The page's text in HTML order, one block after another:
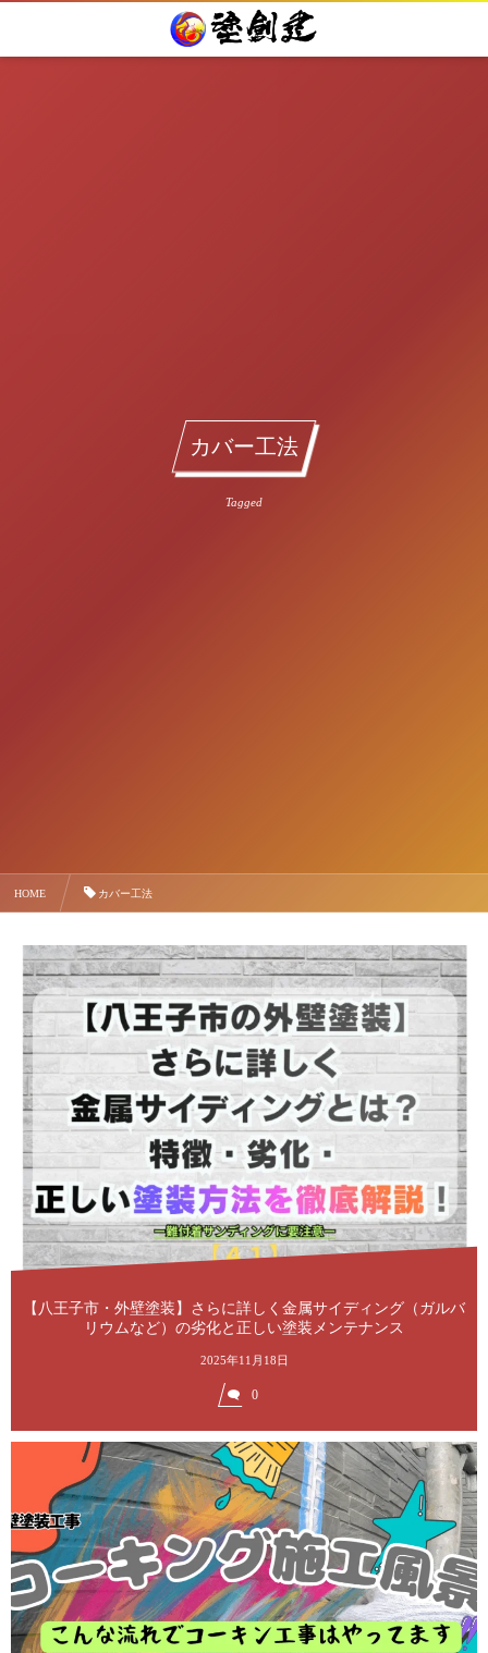
カバー工法
Tagged
HOME カバー工法
【八王子市・外壁塗装】さらに詳しく金属サイディング（ガルバ
リウムなど）の劣化と正しい塗装メンテナンス
2025年11月18日
0